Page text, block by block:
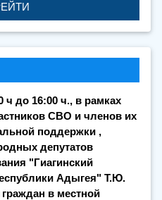
ч до 16:00 ч., в рамках
СВО и членов их
поддержки ,
депутатов
"Гиагинский
Адыгея" Т.Ю.
в местной